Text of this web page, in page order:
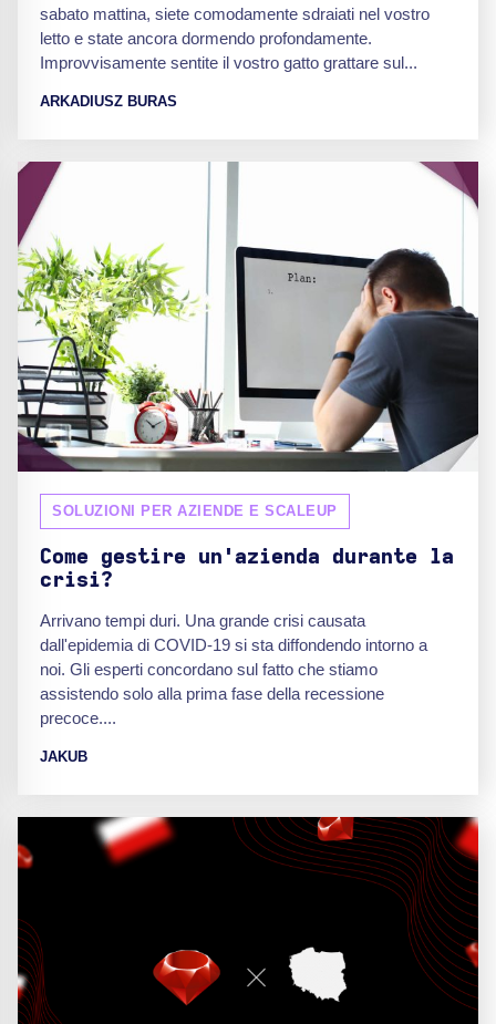
sabato mattina, siete comodamente sdraiati nel vostro
letto e state ancora dormendo profondamente.
Improvvisamente sentite il vostro gatto grattare sul...
ARKADIUSZ BURAS
SOLUZIONI PER AZIENDE E SCALEUP
Come gestire un'azienda durante la
crisi?
Arrivano tempi duri. Una grande crisi causata
dall'epidemia di COVID-19 si sta diffondendo intorno a
noi. Gli esperti concordano sul fatto che stiamo
assistendo solo alla prima fase della recessione
precoce....
JAKUB